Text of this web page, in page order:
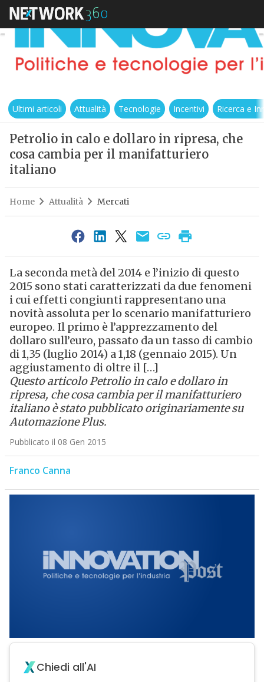
Ultimi articoli Attualità Tecnologie Incentivi Ricerca e
Petrolio in calo e dollaro in ripresa, che
cosa cambia per il manifatturiero
italiano
Home Attualità Mercati
La seconda metà del 2014 e l’inizio di questo
2015 sono stati caratterizzati da due fenomeni
i cui effetti congiunti rappresentano una
novità assoluta per lo scenario manifatturiero
europeo. Il primo è l’apprezzamento del
dollaro sull’euro, passato da un tasso di cambio
di 1,35 (luglio 2014) a 1,18 (gennaio 2015). Un
aggiustamento di oltre il […]
Questo articoloPetrolio in calo e dollaro in
ripresa, che cosa cambia per il manifatturiero
italianoè stato pubblicato originariamente su
Automazione Plus.
Pubblicato il 08 Gen 2015
Franco Canna
Chiedi all'AI